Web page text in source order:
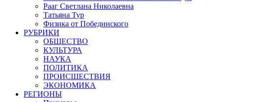
Рааг Светлана Николаевна
Татьяна Тур
Физика от Побединского
РУБРИКИ
ОБЩЕСТВО
КУЛЬТУРА
НАУКА
ПОЛИТИКА
ПРОИСШЕСТВИЯ
ЭКОНОМИКА
РЕГИОНЫ